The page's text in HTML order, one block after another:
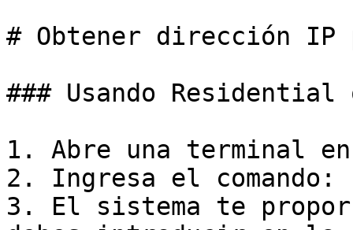
# Obtener dirección IP
### Usando
1. Abre una terminal
2. Ingresa el
3. El sistema te